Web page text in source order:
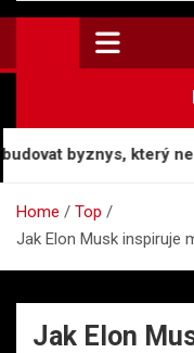
byznys, který
Home
Top
Jak Elon Musk inspiruje
Jak Elon